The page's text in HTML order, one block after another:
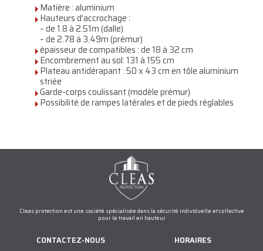
Matière : aluminium
Hauteurs d’accrochage :
– de 1.8 à 2.51m (dalle)
– de 2.78 à 3.49m (prémur)
épaisseur de compatibles : de 18 à 32 cm
Encombrement au sol: 131 à 155 cm
Plateau antidérapant : 50 x 43 cm en tôle aluminium
striée
Garde-corps coulissant (modèle prémur)
Possibilité de rampes latérales et de pieds réglables
Cleas protection est une société spécialisée dans la sécurité individuelle et collective
pour le travail en hauteur
CONTACTEZ-NOUS HORAIRES